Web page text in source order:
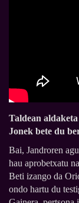
Taldean
Jonek bete du
Bai, Jandroren
hau aprobetxatu
Beti izango da
ondo hartu du